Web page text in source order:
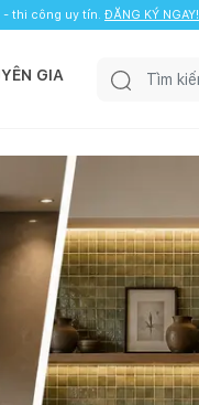
thi công uy tín. ĐĂNG KÝ NGAY!
GIA